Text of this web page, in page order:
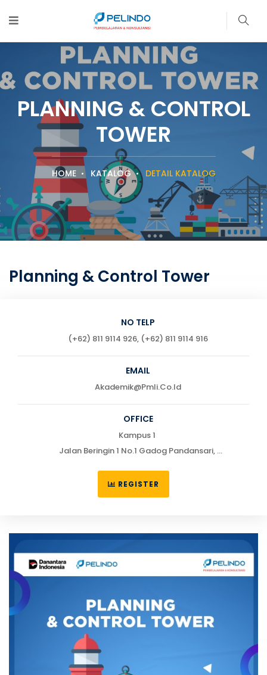
PLANNING & CONTROL
TOWER
HOME KATALOG DETAIL KATALOG
Planning & Control Tower
NO TELP
(+62) 811 9114 926, (+62) 811 9114 916
EMAIL
Akademik@pmli.co.id
OFFICE
Kampus 1
Jalan Beringin 1 No.1 Gadog Pandansari,
Telp : (0251) 7555622 / 755551
Utara 14260
Telp : (+62) 888 0833 8999
Learning Support 2 : +62 811 9114 916
REGISTER